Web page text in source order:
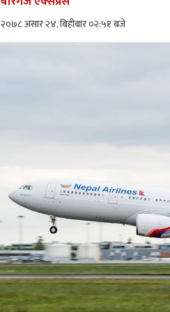
२०७८ असार २४, बिहीबार ०२:५१ बजे